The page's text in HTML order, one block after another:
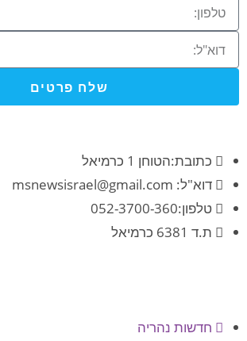
שלח פרטים
כתובת:הטוחן 1 כרמיאל
דוא"ל: msnewsisrael@gmail.com
טלפון:052-3700-360
ת.ד 6381 כרמיאל
חדשות נהריה